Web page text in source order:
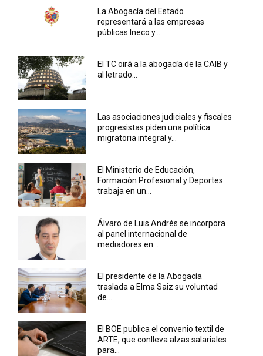
La Abogacía del Estado
representará a las empresas
públicas Ineco y...
El TC oirá a la abogacía de la CAIB y
al letrado...
Las asociaciones judiciales y fiscales
progresistas piden una política
migratoria integral y...
El Ministerio de Educación,
Formación Profesional y Deportes
trabaja en un...
Álvaro de Luis Andrés se incorpora
al panel internacional de
mediadores en...
El presidente de la Abogacía
traslada a Elma Saiz su voluntad
de...
El BOE publica el convenio textil de
ARTE, que conlleva alzas salariales
para...